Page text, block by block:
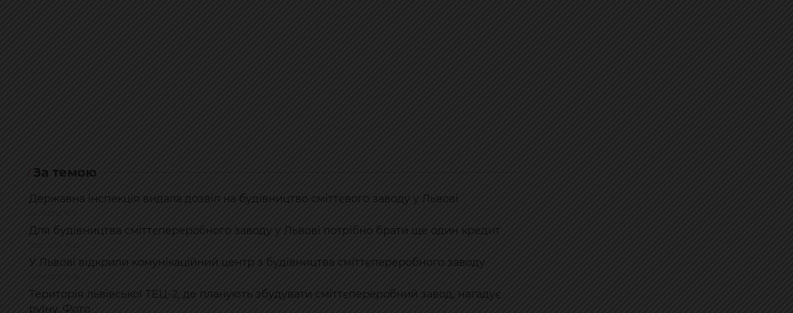
За темою
Державна інспекція видала дозвіл на будівництво сміттєвого заводу у Львові
Для будівництва сміттєпереробного заводу у Львові потрібно брати ще один кредит
У Львові відкрили комунікаційний центр з будівництва сміттєпереробного заводу
Територія львівської ТЕЦ-2, де планують збудувати сміттєпереробний завод, нагадує
руїну. Фото